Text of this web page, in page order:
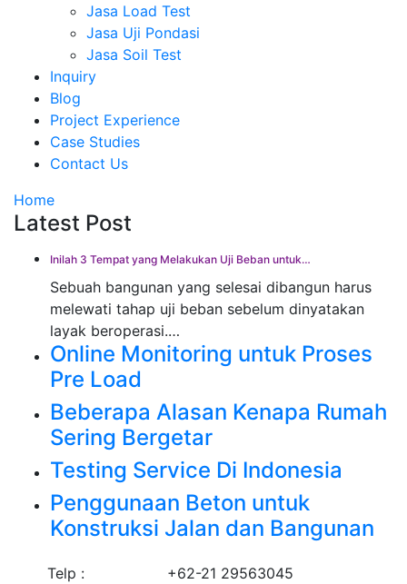
Jasa Load Test
Jasa Uji Pondasi
Jasa Soil Test
Inquiry
Blog
Project Experience
Case Studies
Contact Us
Home
Latest Post
Inilah 3 Tempat yang Melakukan Uji Beban untuk…
Sebuah bangunan yang selesai dibangun harus
melewati tahap uji beban sebelum dinyatakan
layak beroperasi.…
Online Monitoring untuk Proses
Pre Load
Beberapa Alasan Kenapa Rumah
Sering Bergetar
Testing Service Di Indonesia
Penggunaan Beton untuk
Konstruksi Jalan dan Bangunan
Telp :
+62-21 29563045